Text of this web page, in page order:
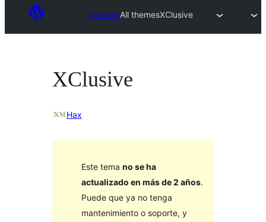
ThemesAll themesXClusive
XClusive
Hax
Este tema no se ha
actualizado en más de 2 años.
Puede que ya no tenga
mantenimiento o soporte, y